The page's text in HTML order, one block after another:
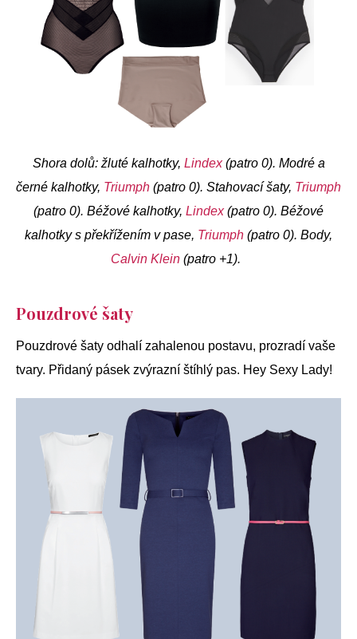
Shora dolů: žluté kalhotky, Lindex(patro 0). Modré a
černé kalhotky, Triumph (patro 0). Stahovací šaty, Triumph
(patro 0). Béžové kalhotky, Lindex(patro 0). Béžové
kalhotky s překřížením v pase, Triumph (patro 0). Body,
Calvin Klein(patro +1).
Pouzdrové šaty
Pouzdrové šaty odhalí zahalenou postavu, prozradí vaše
tvary. Přidaný pásek zvýrazní štíhlý pas. Hey Sexy Lady!